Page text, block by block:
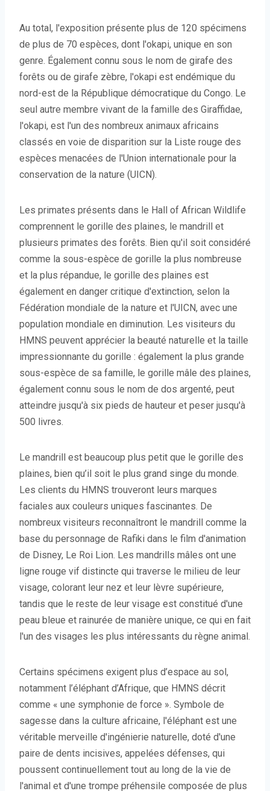
Au total, l'exposition présente plus de 120 spécimens
de plus de 70 espèces, dont l'okapi, unique en son
genre. Également connu sous le nom de girafe des
forêts ou de girafe zèbre, l'okapi est endémique du
nord-est de la République démocratique du Congo. Le
seul autre membre vivant de la famille des Giraffidae,
l'okapi, est l'un des nombreux animaux africains
classés en voie de disparition sur la Liste rouge des
espèces menacées de l'Union internationale pour la
conservation de la nature (UICN).
Les primates présents dans le Hall of African Wildlife
comprennent le gorille des plaines, le mandrill et
plusieurs primates des forêts. Bien qu'il soit considéré
comme la sous-espèce de gorille la plus nombreuse
et la plus répandue, le gorille des plaines est
également en danger critique d'extinction, selon la
Fédération mondiale de la nature et l'UICN, avec une
population mondiale en diminution. Les visiteurs du
HMNS peuvent apprécier la beauté naturelle et la taille
impressionnante du gorille : également la plus grande
sous-espèce de sa famille, le gorille mâle des plaines,
également connu sous le nom de dos argenté, peut
atteindre jusqu'à six pieds de hauteur et peser jusqu'à
500 livres.
Le mandrill est beaucoup plus petit que le gorille des
plaines, bien qu’il soit le plus grand singe du monde.
Les clients du HMNS trouveront leurs marques
faciales aux couleurs uniques fascinantes. De
nombreux visiteurs reconnaîtront le mandrill comme la
base du personnage de Rafiki dans le film d'animation
de Disney, Le Roi Lion. Les mandrills mâles ont une
ligne rouge vif distincte qui traverse le milieu de leur
visage, colorant leur nez et leur lèvre supérieure,
tandis que le reste de leur visage est constitué d'une
peau bleue et rainurée de manière unique, ce qui en fait
l'un des visages les plus intéressants du règne animal.
Certains spécimens exigent plus d’espace au sol,
notamment l’éléphant d’Afrique, que HMNS décrit
comme « une symphonie de force ». Symbole de
sagesse dans la culture africaine, l'éléphant est une
véritable merveille d'ingénierie naturelle, doté d'une
paire de dents incisives, appelées défenses, qui
poussent continuellement tout au long de la vie de
l'animal et d'une trompe préhensile composée de plus